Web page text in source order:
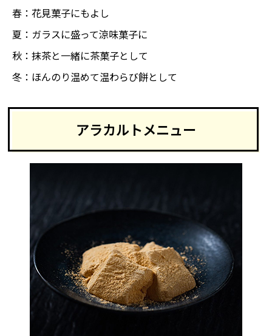
春：花見菓子にもよし
夏：ガラスに盛って涼味菓子に
秋：抹茶と一緒に茶菓子として
冬：ほんのり温めて温わらび餅として
アラカルトメニュー